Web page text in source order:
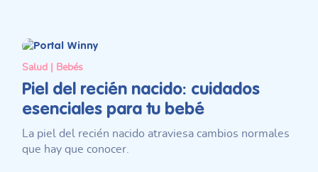
Salud | Bebés
Piel del recién nacido: cuidados
esenciales para tu bebé
La piel del recién nacido atraviesa cambios normales
que hay que conocer.